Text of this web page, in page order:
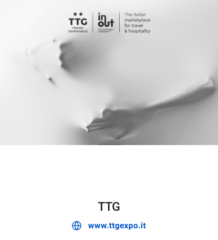
TTG
www.ttgexpo.it